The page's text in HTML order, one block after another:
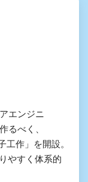
エンジニ
るべく、
工作」を開設。
やすく体系的